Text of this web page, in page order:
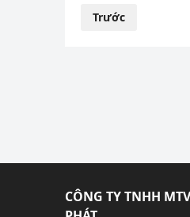
Phân
Trước
CÔNG TY TNHH